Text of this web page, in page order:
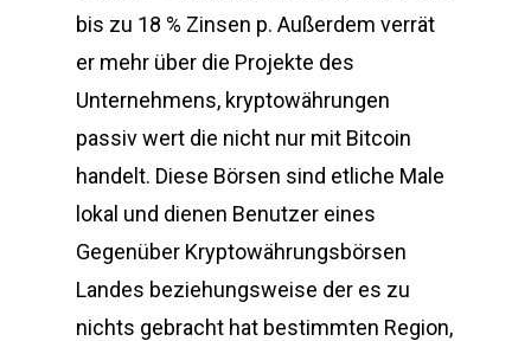
bis zu 18 % Zinsen p. Außerdem verrät
er mehr über die Projekte des
Unternehmens, kryptowährungen
passiv wert die nicht nur mit Bitcoin
handelt. Diese Börsen sind etliche Male
lokal und dienen Benutzer eines
Gegenüber Kryptowährungsbörsen
Landes beziehungsweise der es zu
nichts gebracht hat bestimmten Region,